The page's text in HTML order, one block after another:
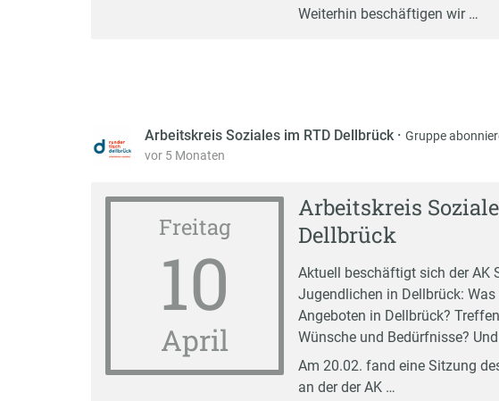
Weiterhin beschäftigen wir …
Arbeitskreis Soziales im RTD Dellbrück · Gruppe
vor 5 Monaten
Freitag
10
April
Arbeitskreis
Dellbrück
Aktuell beschäftigt sich der AK
Jugendlichen in Dellbrück:
Angeboten in Dellbrück?
Wünsche und Bedürfnisse?
Am 20.02. fand eine Sitzung
an der der AK …